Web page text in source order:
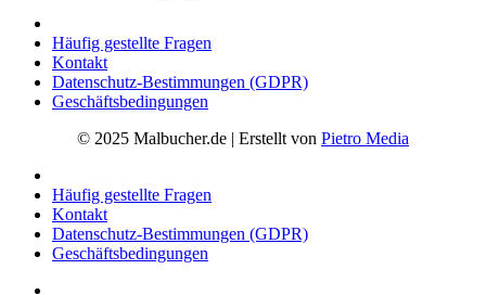
Häufig gestellte Fragen
Kontakt
Datenschutz-Bestimmungen (GDPR)
Geschäftsbedingungen
© 2025 Malbucher.de | Erstellt von Pietro Media
Häufig gestellte Fragen
Kontakt
Datenschutz-Bestimmungen (GDPR)
Geschäftsbedingungen